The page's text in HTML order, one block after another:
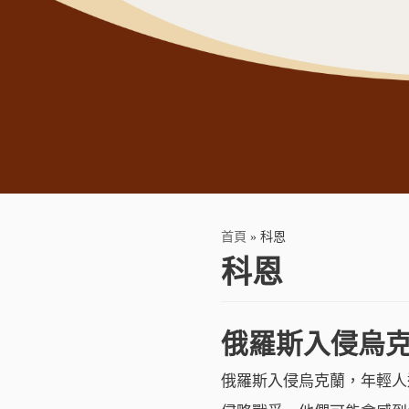
首頁 »科恩
科恩
俄羅斯入侵烏
俄羅斯入侵烏克蘭，年輕